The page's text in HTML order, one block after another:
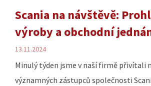
Scania na návštěvě:
výroby a obchodní
13.11.2024
Minulý týden jsme v naší firmě přivítali
významných zástupců společnosti